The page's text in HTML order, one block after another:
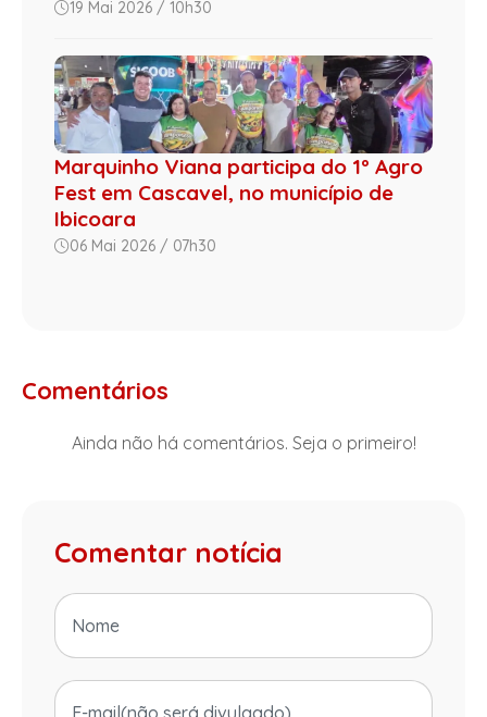
19 Mai 2026 / 10h30
Marquinho Viana participa do 1º Agro
Fest em Cascavel, no município de
Ibicoara
06 Mai 2026 / 07h30
Comentários
Ainda não há comentários. Seja o primeiro!
Comentar notícia